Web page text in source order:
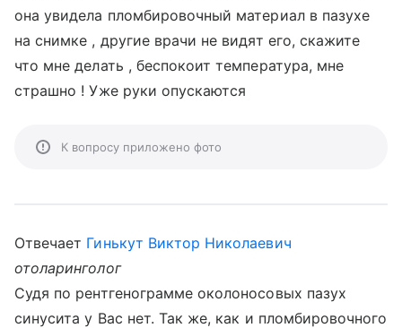
она увидела пломбировочный материал в пазухе
на снимке , другие врачи не видят его, скажите
что мне делать , беспокоит температура, мне
страшно ! Уже руки опускаются
К вопросу приложено фото
Отвечает Гинькут Виктор Николаевич
отоларинголог
Судя по рентгенограмме околоносовых пазух
синусита у Вас нет. Так же, как и пломбировочного